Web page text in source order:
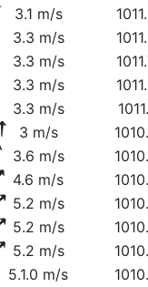
3.1 m/s
3.3 m/s
3.3 m/s
3.3 m/s
3.3 m/s
3 m/s
3.6 m/s
4.6 m/s
5.2 m/s
5.2 m/s
5.2 m/s
5.1.0 m/s